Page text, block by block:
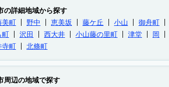
の詳細地域から探す
美町
野中 恵美坂 藤ケ丘 小山 御舟町
町
沢田 西大井 小山藤の里町 津堂 岡
寺町
北條町
周辺の地域で探す